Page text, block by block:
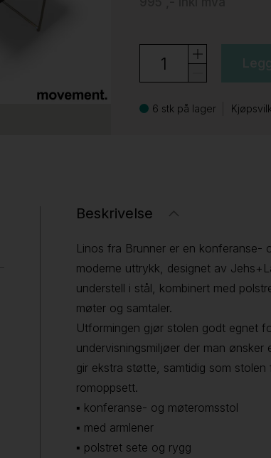
6 stk på lager
Beskrivelse
Linos fra Brunner er en konferanse-
moderne uttrykk, designet av
understell i stål, kombinert med
møter og samtaler.
Utformingen gjør stolen godt egnet
undervisningsmiljøer der man
gir ekstra støtte, samtidig som
romoppsett.
▪ konferanse- og møteromsstol
▪ med armlener
▪ polstret sete og rygg